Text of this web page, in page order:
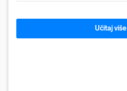
Učitaj više